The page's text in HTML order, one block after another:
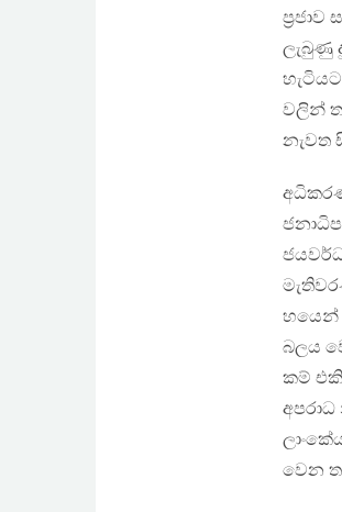
ලැබුණු
වලින්
නැවත
හයෙන්
බලය
කම්
වෙන